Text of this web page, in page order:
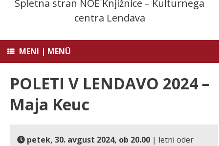
Spletna stran NOE Knjižnice – Kulturnega
centra Lendava
MENI | MENÜ
POLETI V LENDAVO 2024 –
Maja Keuc
petek, 30. avgust 2024, ob 20.00 | letni oder